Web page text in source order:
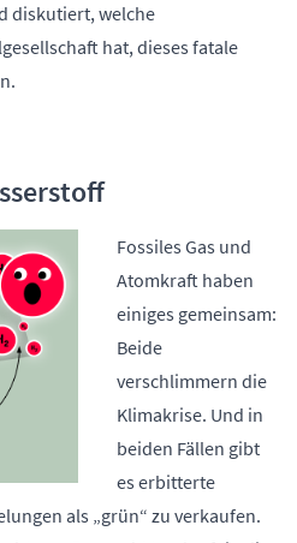
diskutiert, welche
hat, dieses fatale
Fossiles Gas und
Atomkraft haben
einiges gemeinsam:
Beide
verschlimmern die
Klimakrise. Und in
beiden Fällen gibt
es erbitterte
als „grün“ zu verkaufen.